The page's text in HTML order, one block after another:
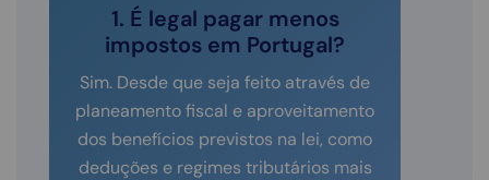
1. É legal pagar menos
impostos em Portugal?
Sim. Desde que seja feito através de
planeamento fiscal e aproveitamento
dos benefícios previstos na lei, como
deduções e regimes tributários mais